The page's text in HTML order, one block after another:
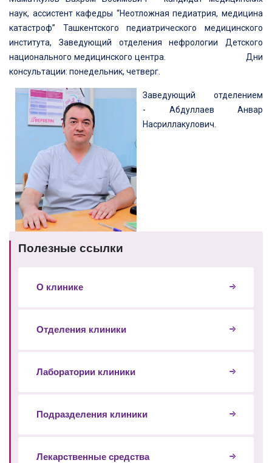
наук, ассистент кафедры “Неотложная педиатрия, медицина
катастроф” Ташкентского педиатрического медицинского
института, Заведующий отделения нефрологии Детского
национального медицинского центра. Дни
консультации: понедельник, четверг.
Заведующий отделением
- Абдуллаев Анвар
Насриллакулович.
Полезные ссылки
О клинике
Отделения клиники
Лаборатории клиники
Подразделения клиники
Лекарственные средства